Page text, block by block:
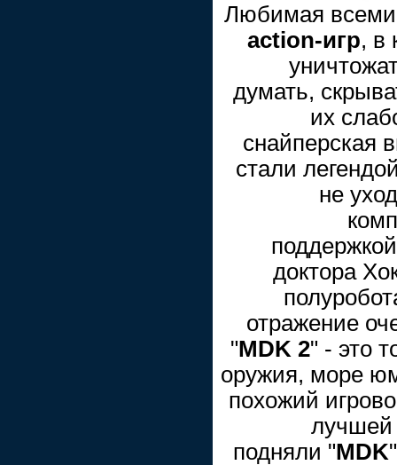
Любимая
action-игр, в
думать,
их
снайперская
стали
не
доктора
отражение
"MDK 2" - это
оружия, море
похожий
лучшей
подняли "MDK